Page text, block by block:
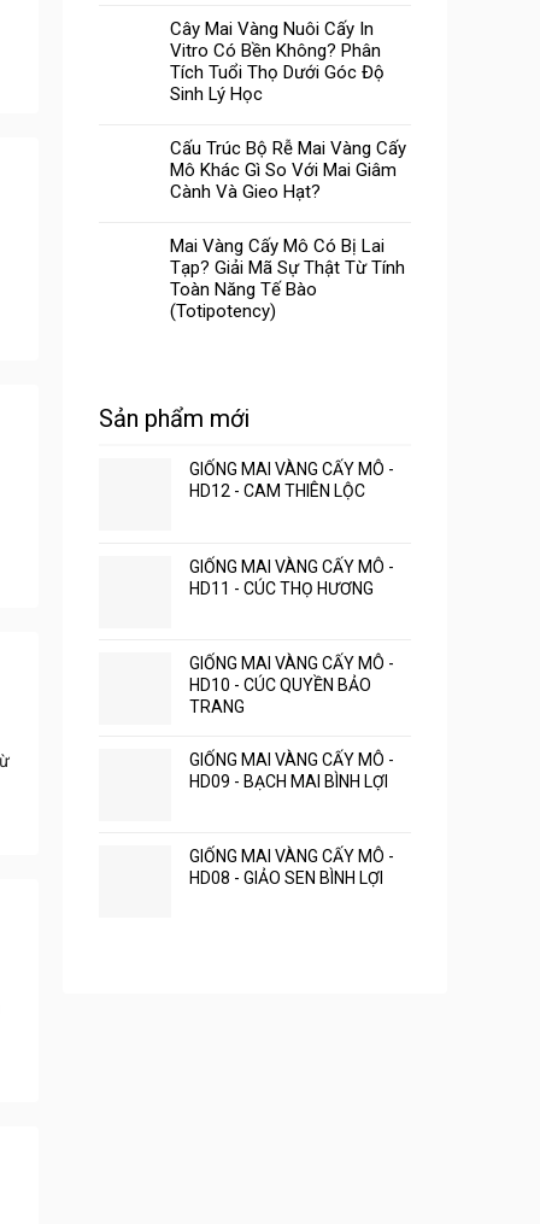
Cây Mai Vàng Nuôi Cấy In
Vitro Có Bền Không? Phân
Tích Tuổi Thọ Dưới Góc Độ
Sinh Lý Học
Cấu Trúc Bộ Rễ Mai Vàng Cấy
Mô Khác Gì So Với Mai Giâm
Cành Và Gieo Hạt?
Mai Vàng Cấy Mô Có Bị Lai
Tạp? Giải Mã Sự Thật Từ Tính
Toàn Năng Tế Bào
(Totipotency)
Sản phẩm mới
GIỐNG MAI VÀNG CẤY MÔ -
HD12 - CAM THIÊN LỘC
GIỐNG MAI VÀNG CẤY MÔ -
HD11 - CÚC THỌ HƯƠNG
GIỐNG MAI VÀNG CẤY MÔ -
HD10 - CÚC QUYỀN BẢO
TRANG
GIỐNG MAI VÀNG CẤY MÔ -
HD09 - BẠCH MAI BÌNH LỢI
GIỐNG MAI VÀNG CẤY MÔ -
HD08 - GIẢO SEN BÌNH LỢI